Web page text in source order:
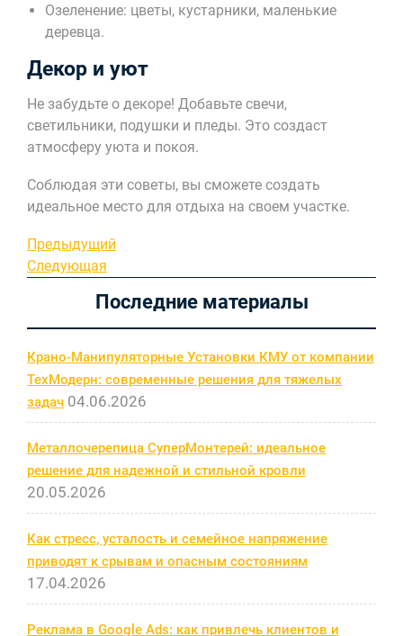
Озеленение: цветы, кустарники, маленькие
деревца.
Декор и уют
Не забудьте о декоре! Добавьте свечи,
светильники, подушки и пледы. Это создаст
атмосферу уюта и покоя.
Соблюдая эти советы, вы сможете создать
идеальное место для отдыха на своем участке.
Навигация
по
записям
Предыдущая
запись
Предыдущий
Следующая
Следующая
Последние материалы
Крано-Манипуляторные Установки КМУ от компании
ТехМодерн: современные решения для тяжелых
задач 04.06.2026
Металлочерепица СуперМонтерей: идеальное
решение для надежной и стильной кровли
20.05.2026
Как стресс, усталость и семейное напряжение
приводят к срывам и опасным состояниям
17.04.2026
Реклама в Google Ads: как привлечь клиентов и